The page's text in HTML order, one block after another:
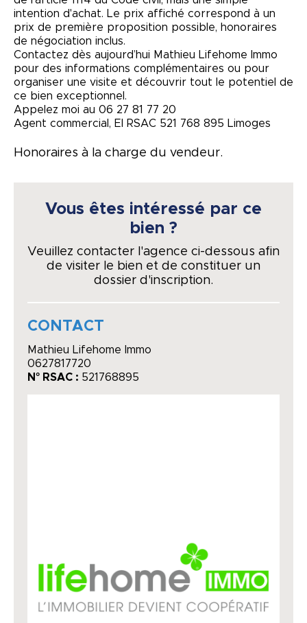
intention d'achat. Le prix affiché correspond à un
prix de première proposition possible, honoraires
de négociation inclus.
Contactez dès aujourd’hui Mathieu Lifehome Immo
pour des informations complémentaires ou pour
organiser une visite et découvrir tout le potentiel de
ce bien exceptionnel.
Appelez moi au 06 27 81 77 20
Agent commercial, EI RSAC 521 768 895 Limoges
Honoraires à la charge du vendeur.
Vous êtes intéressé par ce
bien ?
Veuillez contacter l'agence ci-dessous afin
de visiter le bien et de constituer un
dossier d'inscription.
CONTACT
Mathieu Lifehome Immo
0627817720
N° RSAC : 521768895